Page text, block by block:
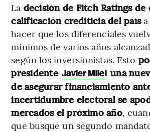
La decisión de Fitch Ratings de
calificación crediticia del paísa
hacer que los diferenciales
mínimos de varios años
según los inversionistas. Esto
presidente Javier Milei una
de asegurar financiamiento
incertidumbre electoral se
mercados el próximo año,
que busque un segundo